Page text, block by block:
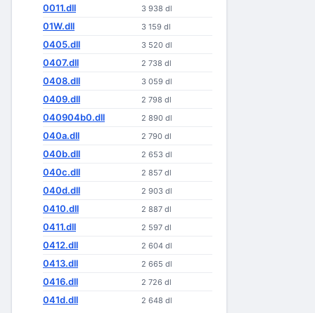
0011.dll 3 938 dl
01W.dll 3 159 dl
0405.dll 3 520 dl
0407.dll 2 738 dl
0408.dll 3 059 dl
0409.dll 2 798 dl
040904b0.dll 2 890 dl
040a.dll 2 790 dl
040b.dll 2 653 dl
040c.dll 2 857 dl
040d.dll 2 903 dl
0410.dll 2 887 dl
0411.dll 2 597 dl
0412.dll 2 604 dl
0413.dll 2 665 dl
0416.dll 2 726 dl
041d.dll 2 648 dl